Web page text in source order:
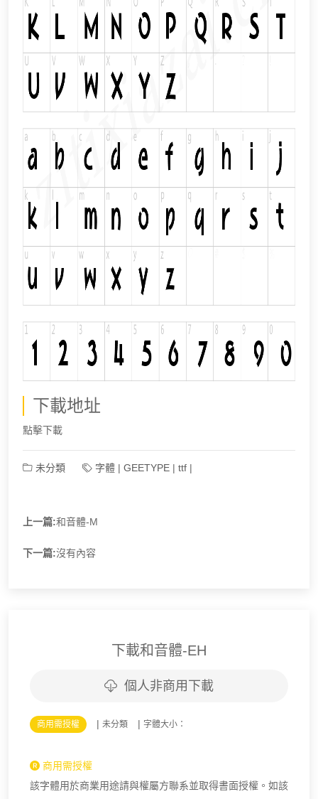
下載地址
點擊下載
未分類 字體 | GEETYPE | ttf |
上一篇:和音體-M
下一篇:沒有內容
下載和音體-EH
個人非商用下載
商用需授權 | 未分類 | 字體大小：
商用需授權
該字體用於商業用途請與權屬方聯系並取得書面授權。如該